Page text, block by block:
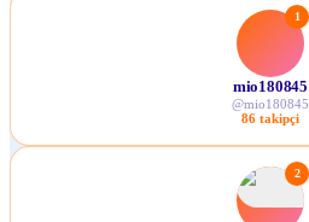
1
mio180845
@mio180845
86 takipçi
2